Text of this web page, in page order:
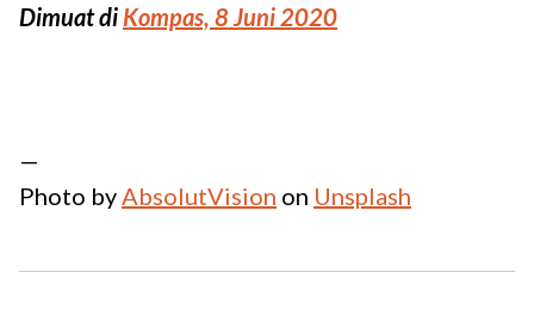
Dimuat di Kompas, 8 Juni 2020
—
Photo byAbsolutVision on Unsplash